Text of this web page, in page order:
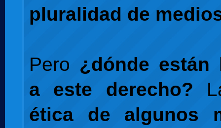
pluralidad de
Pero ¿dónde
a este derecho?
ética de algunos